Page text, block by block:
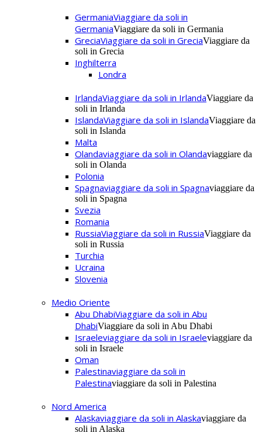
GermaniaViaggiare da soli in
GermaniaViaggiare da soli in Germania
GreciaViaggiare da soli in GreciaViaggiare da
soli in Grecia
Inghilterra
Londra
IrlandaViaggiare da soli in IrlandaViaggiare da
soli in Irlanda
IslandaViaggiare da soli in IslandaViaggiare da
soli in Islanda
Malta
Olandaviaggiare da soli in Olandaviaggiare da
soli in Olanda
Polonia
Spagnaviaggiare da soli in Spagnaviaggiare da
soli in Spagna
Svezia
Romania
RussiaViaggiare da soli in RussiaViaggiare da
soli in Russia
Turchia
Ucraina
Slovenia
Medio Oriente
Abu DhabiViaggiare da soli in Abu
DhabiViaggiare da soli in Abu Dhabi
Israeleviaggiare da soli in Israeleviaggiare da
soli in Israele
Oman
Palestinaviaggiare da soli in
Palestinaviaggiare da soli in Palestina
Nord America
Alaskaviaggiare da soli in Alaskaviaggiare da
soli in Alaska